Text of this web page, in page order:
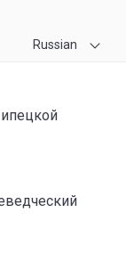
Russian